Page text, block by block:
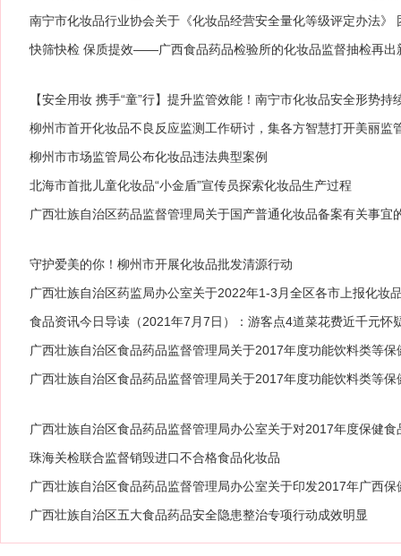
南宁市化妆品行业协会关于《化妆品经营安全量化等级评定办法》
快筛快检 保质提效——广西食品药品检验所的化妆品监督抽检再出
【安全用妆 携手“童”行】提升监管效能！南宁市化妆品安全形势持
柳州市首开化妆品不良反应监测工作研讨，集各方智慧打开美丽监
柳州市市场监管局公布化妆品违法典型案例
北海市首批儿童化妆品“小金盾”宣传员探索化妆品生产过程
广西壮族自治区药品监督管理局关于国产普通化妆品备案有关事宜
守护爱美的你！柳州市开展化妆品批发清源行动
广西壮族自治区药监局办公室关于2022年1-3月全区各市上报化妆
食品资讯今日导读（2021年7月7日）：游客点4道菜花费近千元怀
广西壮族自治区食品药品监督管理局关于2017年度功能饮料类等
广西壮族自治区食品药品监督管理局关于2017年度功能饮料类等
广西壮族自治区食品药品监督管理局办公室关于对2017年度保健
通知（桂食药监办保化〔2017〕4号）
珠海关检联合监督销毁进口不合格食品化妆品
广西壮族自治区食品药品监督管理局办公室关于印发2017年广西
保化〔2017〕9号）
广西壮族自治区五大食品药品安全隐患整治专项行动成效明显